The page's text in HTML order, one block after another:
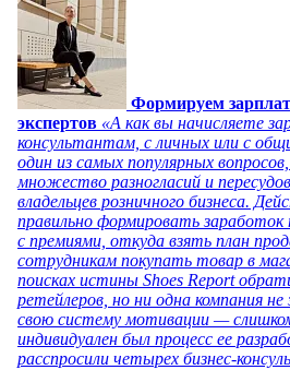
Формируем
экспертов «А как вы начисляете
консультантам, с личных или с
один из самых популярных
множество разногласий и
владельцев розничного бизнеса.
правильно формировать
с премиями, откуда взять план
сотрудникам покупать товар в
поисках истины Shoes Report
ретейлеров, но ни одна компания не
свою систему мотивации —
индивидуален был процесс ее
расспросили четырех бизнес-